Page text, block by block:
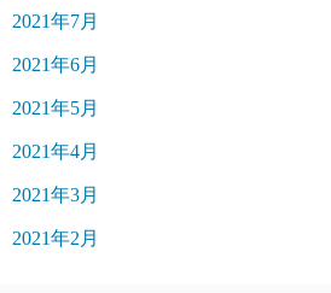
2021年7月
2021年6月
2021年5月
2021年4月
2021年3月
2021年2月